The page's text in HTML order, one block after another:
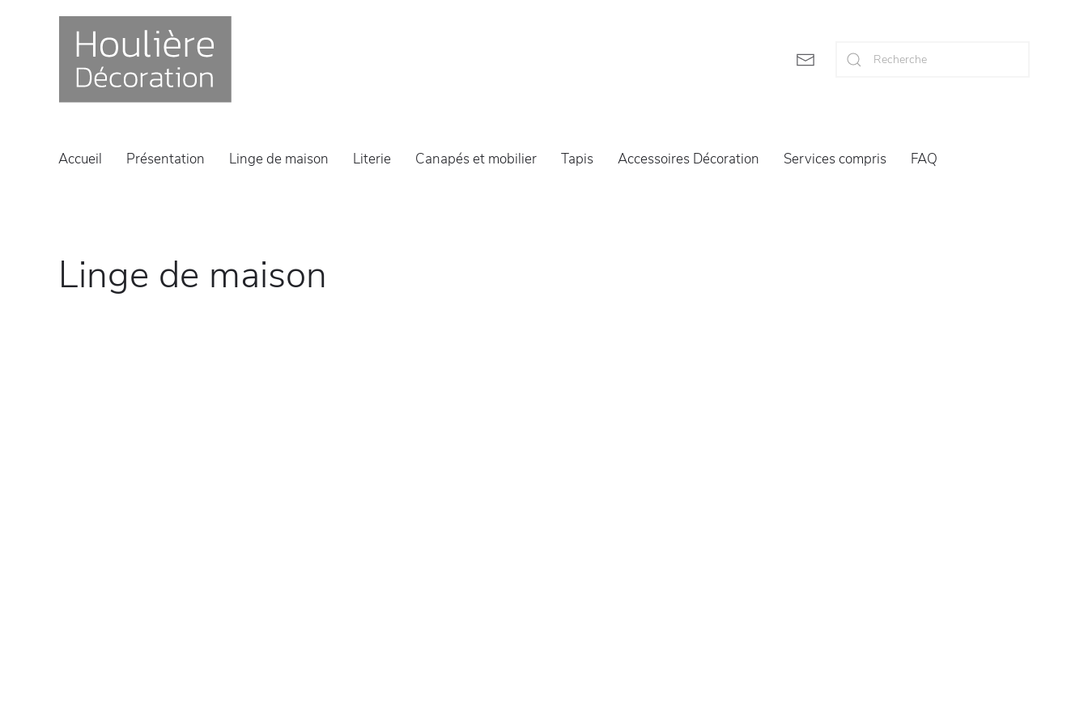
Accueil Présentation Linge de maison Literie Canapés et mobilier Tapis Accessoires Décoration Services compris FAQ
Linge de maison